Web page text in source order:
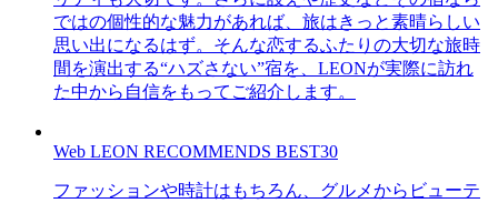
ではの個性的な魅力があれば、旅はきっと素晴らしい
思い出になるはず。そんな恋するふたりの大切な旅時
間を演出する“ハズさない”宿を、LEONが実際に訪れ
た中から自信をもってご紹介します。
Web LEON RECOMMENDS BEST30
ファッションや時計はもちろん、グルメからビューテ